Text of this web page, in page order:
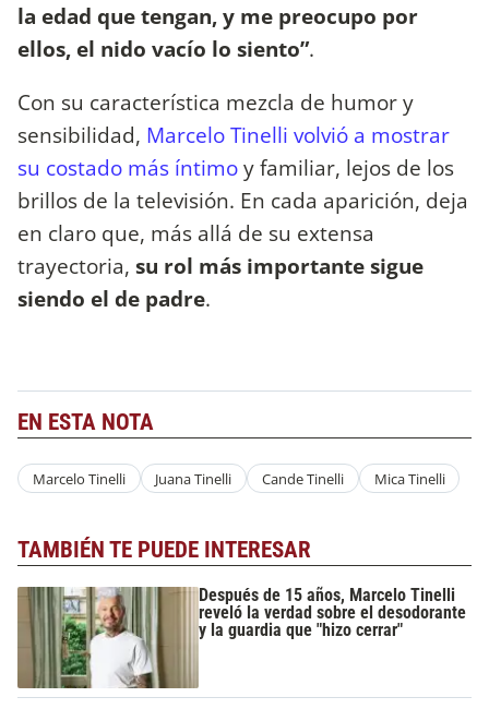
la edad que tengan, y me preocupo por
ellos, el nido vacío lo siento”.
Con su característica mezcla de humor y
sensibilidad, Marcelo Tinelli volvió a mostrar
su costado más íntimoy familiar, lejos de los
brillos de la televisión. En cada aparición, deja
en claro que, más allá de su extensa
trayectoria, su rol más importante sigue
siendo el de padre.
EN ESTA NOTA
Marcelo Tinelli Juana Tinelli Cande Tinelli Mica Tinelli
TAMBIÉN TE PUEDE INTERESAR
Después de 15 años, Marcelo Tinelli
reveló la verdad sobre el desodorante
y la guardia que "hizo cerrar"